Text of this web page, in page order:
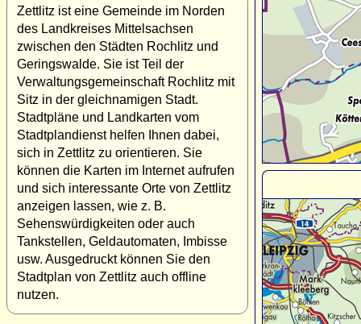
Zettlitz ist eine Gemeinde im Norden
des Landkreises Mittelsachsen
zwischen den Städten Rochlitz und
Geringswalde. Sie ist Teil der
Verwaltungsgemeinschaft Rochlitz mit
Sitz in der gleichnamigen Stadt.
Stadtpläne und Landkarten vom
Stadtplandienst helfen Ihnen dabei,
sich in Zettlitz zu orientieren. Sie
können die Karten im Internet aufrufen
und sich interessante Orte von Zettlitz
anzeigen lassen, wie z. B.
Sehenswürdigkeiten oder auch
Tankstellen, Geldautomaten, Imbisse
usw. Ausgedruckt können Sie den
Stadtplan von Zettlitz auch offline
nutzen.